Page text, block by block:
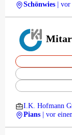
Schönwies
|
I.K. Hofmann
Pians
| vor